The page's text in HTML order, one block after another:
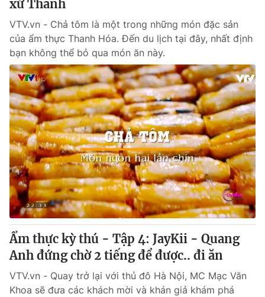
THỜI BÁO VTV
Theo dõi báo trên
Cơ quan chủ quản:Đài Truyền hình Việt Nam
Cơ quan báo chí:Thời báo VTV
Giấy phép hoạt động báo in và báo điện tử số 483/GP-BTTTT
cấp ngày 29/12/2023
Tổng Biên tập:Vũ Thanh Thủy
Phó Tổng Biên tập:Nguyễn Thị Mỹ Hạnh, Phạm Quốc Thắng,
Nguyễn Trọng Ninh
Tổng đài VTV:024.38 355 931 - 024.38 355 932
Ðiện thoại Thời báo VTV:
024.66 897 897
Email: toasoan@vtv.vn
xứ Thanh
VTV.vn - Chả tôm là một trong những món đặc sản
của ẩm thực Thanh Hóa. Đến du lịch tại đây, nhất định
bạn không thể bỏ qua món ăn này.
Ẩm thực kỳ thú - Tập 4: JayKii - Quang
Anh đứng chờ 2 tiếng để được.. đi ăn
VTV.vn - Quay trở lại với thủ đô Hà Nội, MC Mạc Văn
Khoa sẽ đưa các khách mời và khán giả khám phá